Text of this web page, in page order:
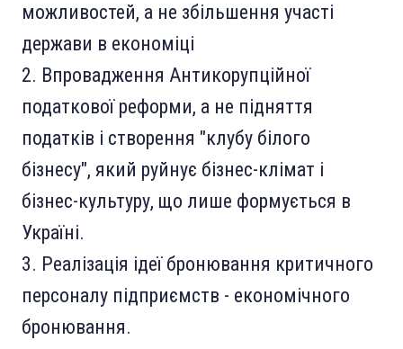
можливостей, а не збільшення участі
держави в економіці
Впровадження Антикорупційної
податкової реформи, а не підняття
податків і створення "клубу білого
бізнесу", який руйнує бізнес-клімат і
бізнес-культуру, що лише формується в
Україні.
Реалізація ідеї бронювання критичного
персоналу підприємств - економічного
бронювання.